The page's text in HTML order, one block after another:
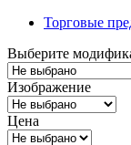
Торговые
Выберите
Изображение
Цена